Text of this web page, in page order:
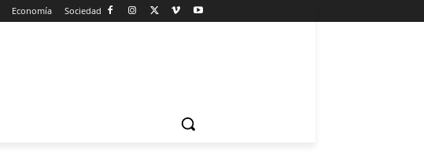
Economía Sociedad